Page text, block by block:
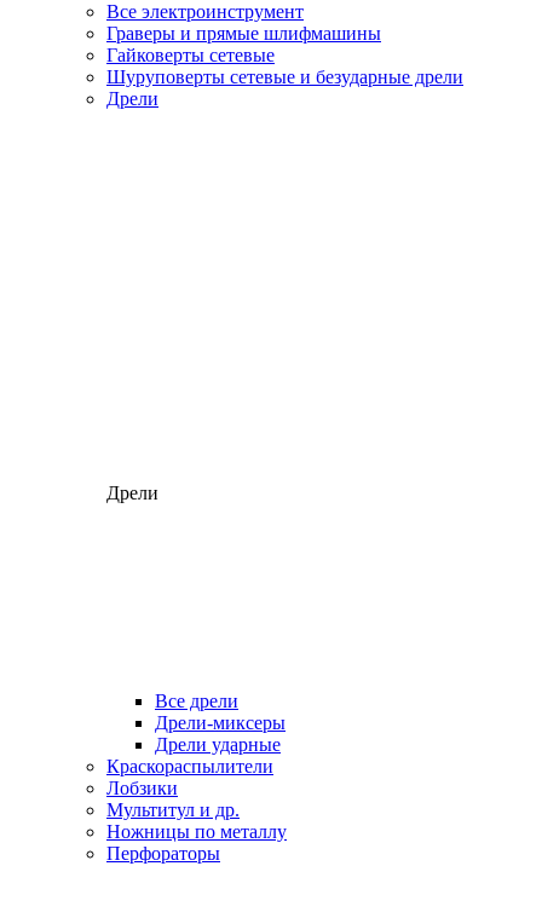
Все электроинструмент
Граверы и прямые шлифмашины
Гайковерты сетевые
Шуруповерты сетевые и безударные дрели
Дрели
Дрели
Все дрели
Дрели-миксеры
Дрели ударные
Краскораспылители
Лобзики
Мультитул и др.
Ножницы по металлу
Перфораторы